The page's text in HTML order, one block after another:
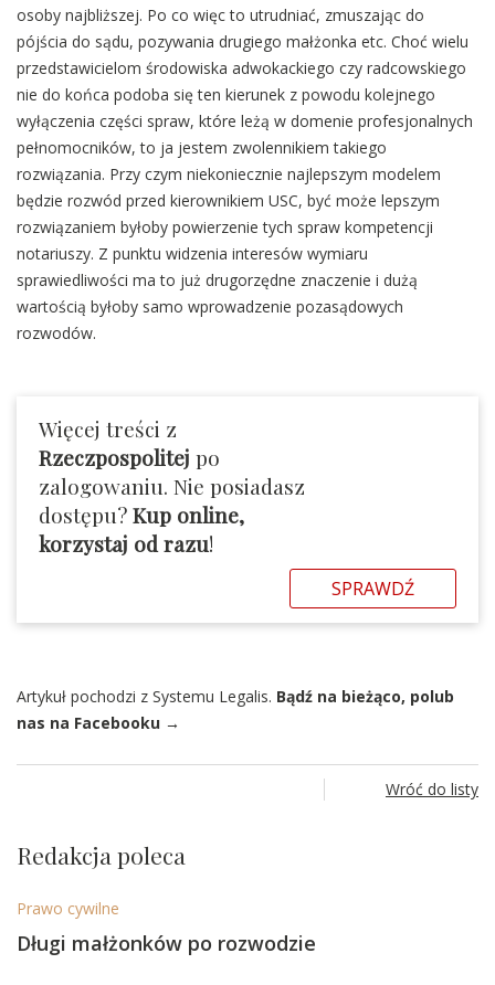
osoby najbliższej. Po co więc to utrudniać, zmuszając do
pójścia do sądu, pozywania drugiego małżonka etc. Choć wielu
przedstawicielom środowiska adwokackiego czy radcowskiego
nie do końca podoba się ten kierunek z powodu kolejnego
wyłączenia części spraw, które leżą w domenie profesjonalnych
pełnomocników, to ja jestem zwolennikiem takiego
rozwiązania. Przy czym niekoniecznie najlepszym modelem
będzie rozwód przed kierownikiem USC, być może lepszym
rozwiązaniem byłoby powierzenie tych spraw kompetencji
notariuszy. Z punktu widzenia interesów wymiaru
sprawiedliwości ma to już drugorzędne znaczenie i dużą
wartością byłoby samo wprowadzenie pozasądowych
rozwodów.
Więcej treści z
Rzeczpospolitej po
zalogowaniu. Nie posiadasz
dostępu?Kup online,
korzystaj od razu!
SPRAWDŹ
Artykuł pochodzi z Systemu Legalis. Bądź na bieżąco, polub
nas na Facebooku →
Wróć do listy
Redakcja poleca
Prawo cywilne
Długi małżonków po rozwodzie